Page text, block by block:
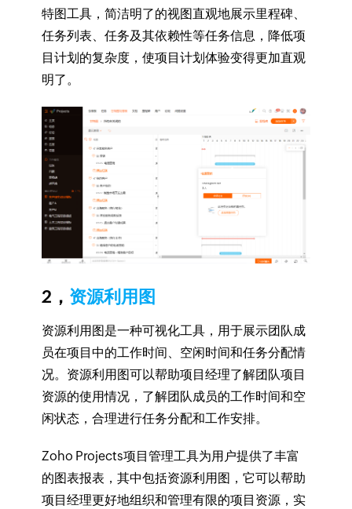
特图工具，简洁明了的视图直观地展示里程碑、
任务列表、任务及其依赖性等任务信息，降低项
目计划的复杂度，使项目计划体验变得更加直观
明了。
2， 资源利用图
资源利用图是一种可视化工具，用于展示团队成
员在项目中的工作时间、空闲时间和任务分配情
况。资源利用图可以帮助项目经理了解团队项目
资源的使用情况，了解团队成员的工作时间和空
闲状态，合理进行任务分配和工作安排。
Zoho Projects项目管理工具为用户提供了丰富
的图表报表，其中包括资源利用图，它可以帮助
项目经理更好地组织和管理有限的项目资源，实